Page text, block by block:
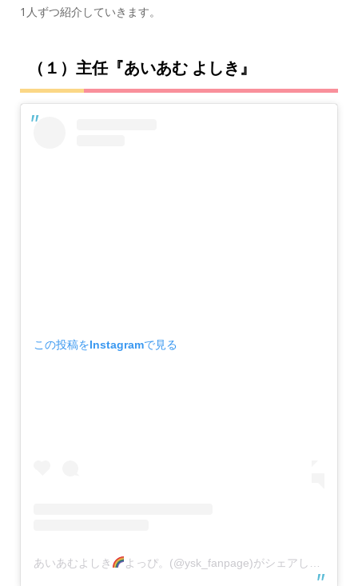
1人ずつ紹介していきます。
（１）主任『あいあむ よしき』
この投稿をInstagramで見る
あいあむよしき よっぴ。(@ysk_fanpage)がシェアした投稿